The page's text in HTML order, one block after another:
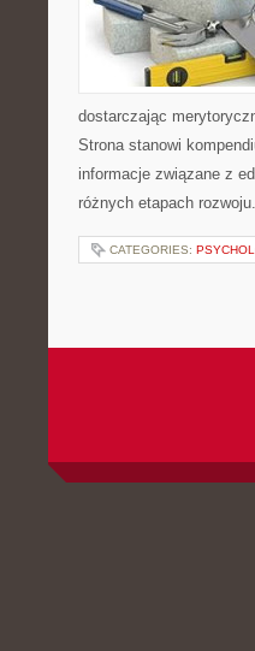
dostarczając
Strona stanowi
informacje związane z
różnych etapach
CATEGORIES: